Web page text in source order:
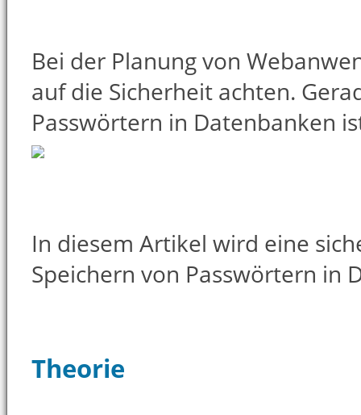
Bei der Planung von
auf die Sicherheit achten.
Passwörtern in Datenbanken
In diesem Artikel wird eine
Speichern von Passwörtern in
Theorie